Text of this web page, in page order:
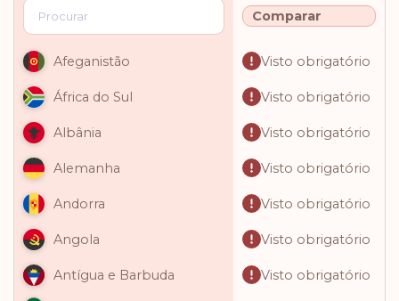
Comparar
Afeganistão Visto obrigatório
África do Sul Visto obrigatório
Albânia Visto obrigatório
Alemanha Visto obrigatório
Andorra Visto obrigatório
Angola Visto obrigatório
Antígua e Barbuda Visto obrigatório